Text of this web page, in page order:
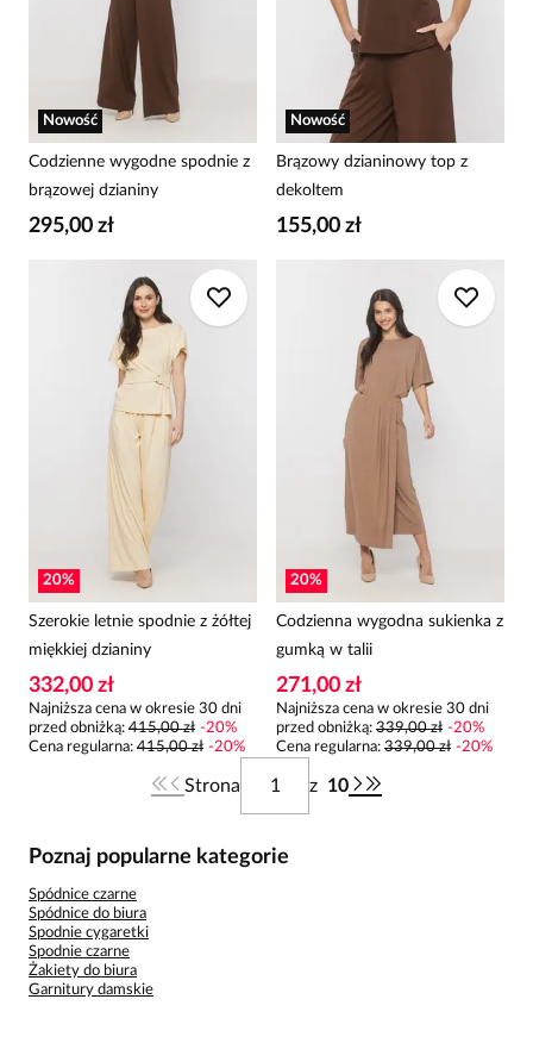
Nowość
Codzienne wygodne spodnie z
brązowej dzianiny
295,00 zł
Nowość
Brązowy dzianinowy top z
dekoltem
155,00 zł
20%
Szerokie letnie spodnie z żółtej
miękkiej dzianiny
332,00 zł
Najniższa cena w okresie 30 dni
przed obniżką: 415,00 zł -20%
Cena regularna: 415,00 zł -20%
20%
Codzienna wygodna sukienka z
gumką w talii
271,00 zł
Najniższa cena w okresie 30 dni
przed obniżką: 339,00 zł -20%
Cena regularna: 339,00 zł -20%
Strona z 10
Poznaj popularne kategorie
Spódnice czarne
Spódnice do biura
Spodnie cygaretki
Spodnie czarne
Żakiety do biura
Garnitury damskie